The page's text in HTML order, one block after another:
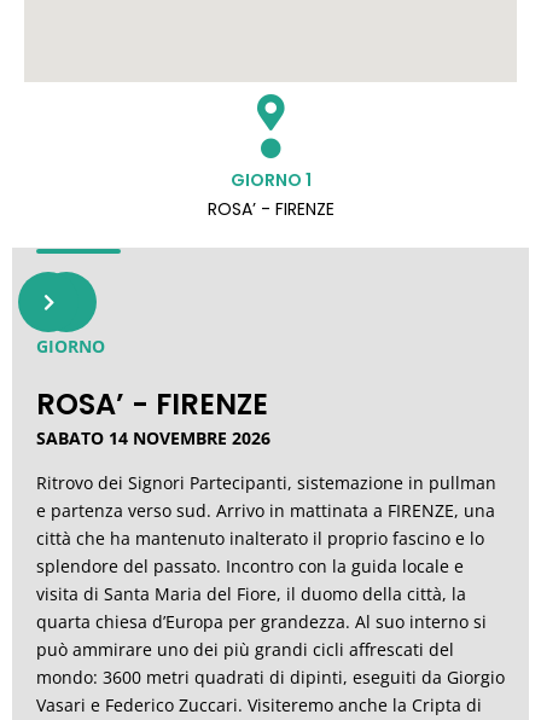
GIORNO 1
ROSA’ - FIRENZE
GIORNO
ROSA’ - FIRENZE
SABATO 14 NOVEMBRE 2026
Ritrovo dei Signori Partecipanti, sistemazione in pullman
e partenza verso sud. Arrivo in mattinata a FIRENZE, una
città che ha mantenuto inalterato il proprio fascino e lo
splendore del passato. Incontro con la guida locale e
visita di Santa Maria del Fiore, il duomo della città, la
quarta chiesa d’Europa per grandezza. Al suo interno si
può ammirare uno dei più grandi cicli affrescati del
mondo: 3600 metri quadrati di dipinti, eseguiti da Giorgio
Vasari e Federico Zuccari. Visiteremo anche la Cripta di